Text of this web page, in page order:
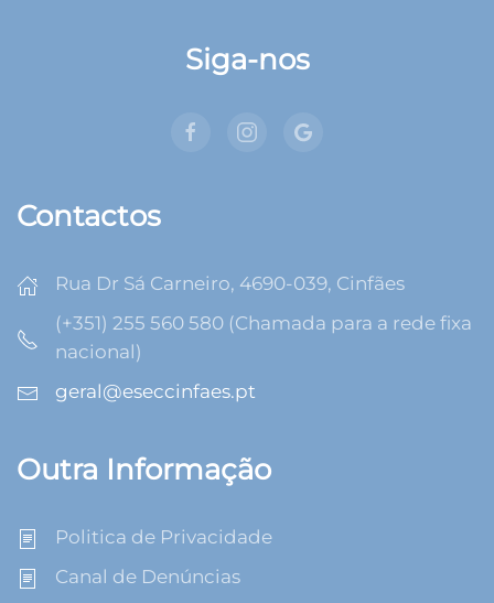
Siga-nos
Contactos
Rua Dr Sá Carneiro, 4690-039, Cinfães
(+351) 255 560 580 (Chamada para a rede fixa
nacional)
geral@eseccinfaes.pt
Outra Informação
Politica de Privacidade
Canal de Denúncias